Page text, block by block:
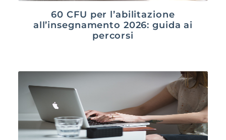
60 CFU per l’abilitazione
all’insegnamento 2026: guida ai
percorsi